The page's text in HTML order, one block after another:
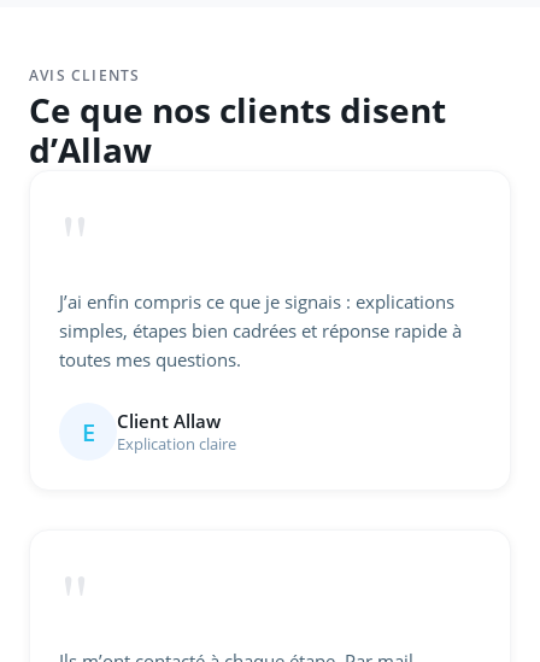
AVIS CLIENTS
Ce que nos clients disent
d’Allaw
"
J’ai enfin compris ce que je signais : explications
simples, étapes bien cadrées et réponse rapide à
toutes mes questions.
E Client Allaw
Explication claire
"